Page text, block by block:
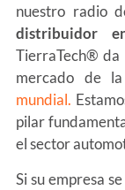
nuestro radio
distribuidor
TierraTech® da
mercado de la
mundial.
pilar
el sector
Si su empresa